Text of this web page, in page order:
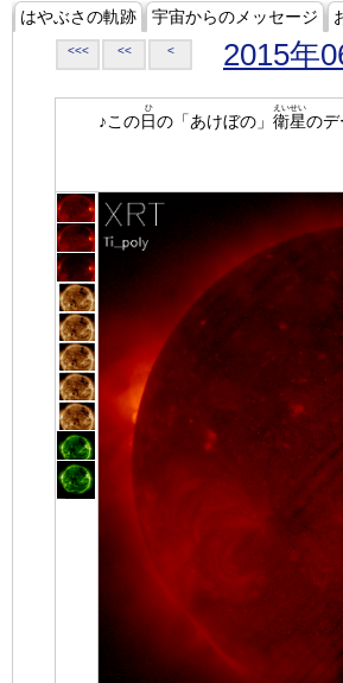
はやぶさの軌跡 宇宙からのメッセージ
<<< << < 2015年
♪この日
ひ
の「あけぼの」 衛星
えいせい
のデ